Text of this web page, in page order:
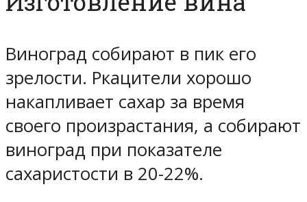
Виноград собирают в пик его
зрелости. Ркацители хорошо
накапливает сахар за время
своего произрастания, а собирают
виноград при показателе
сахаристости в 20-22%.